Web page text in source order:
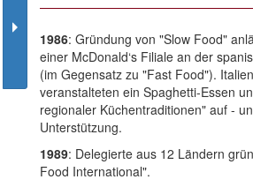
1986: Gründung von "Slow Food"
einer McDonald‘s Filiale an der
(im Gegensatz zu "Fast Food").
veranstalteten ein Spaghetti-Essen
regionaler Küchentraditionen" auf -
Unterstützung.
1989: Delegierte aus 12 Ländern
Food International".